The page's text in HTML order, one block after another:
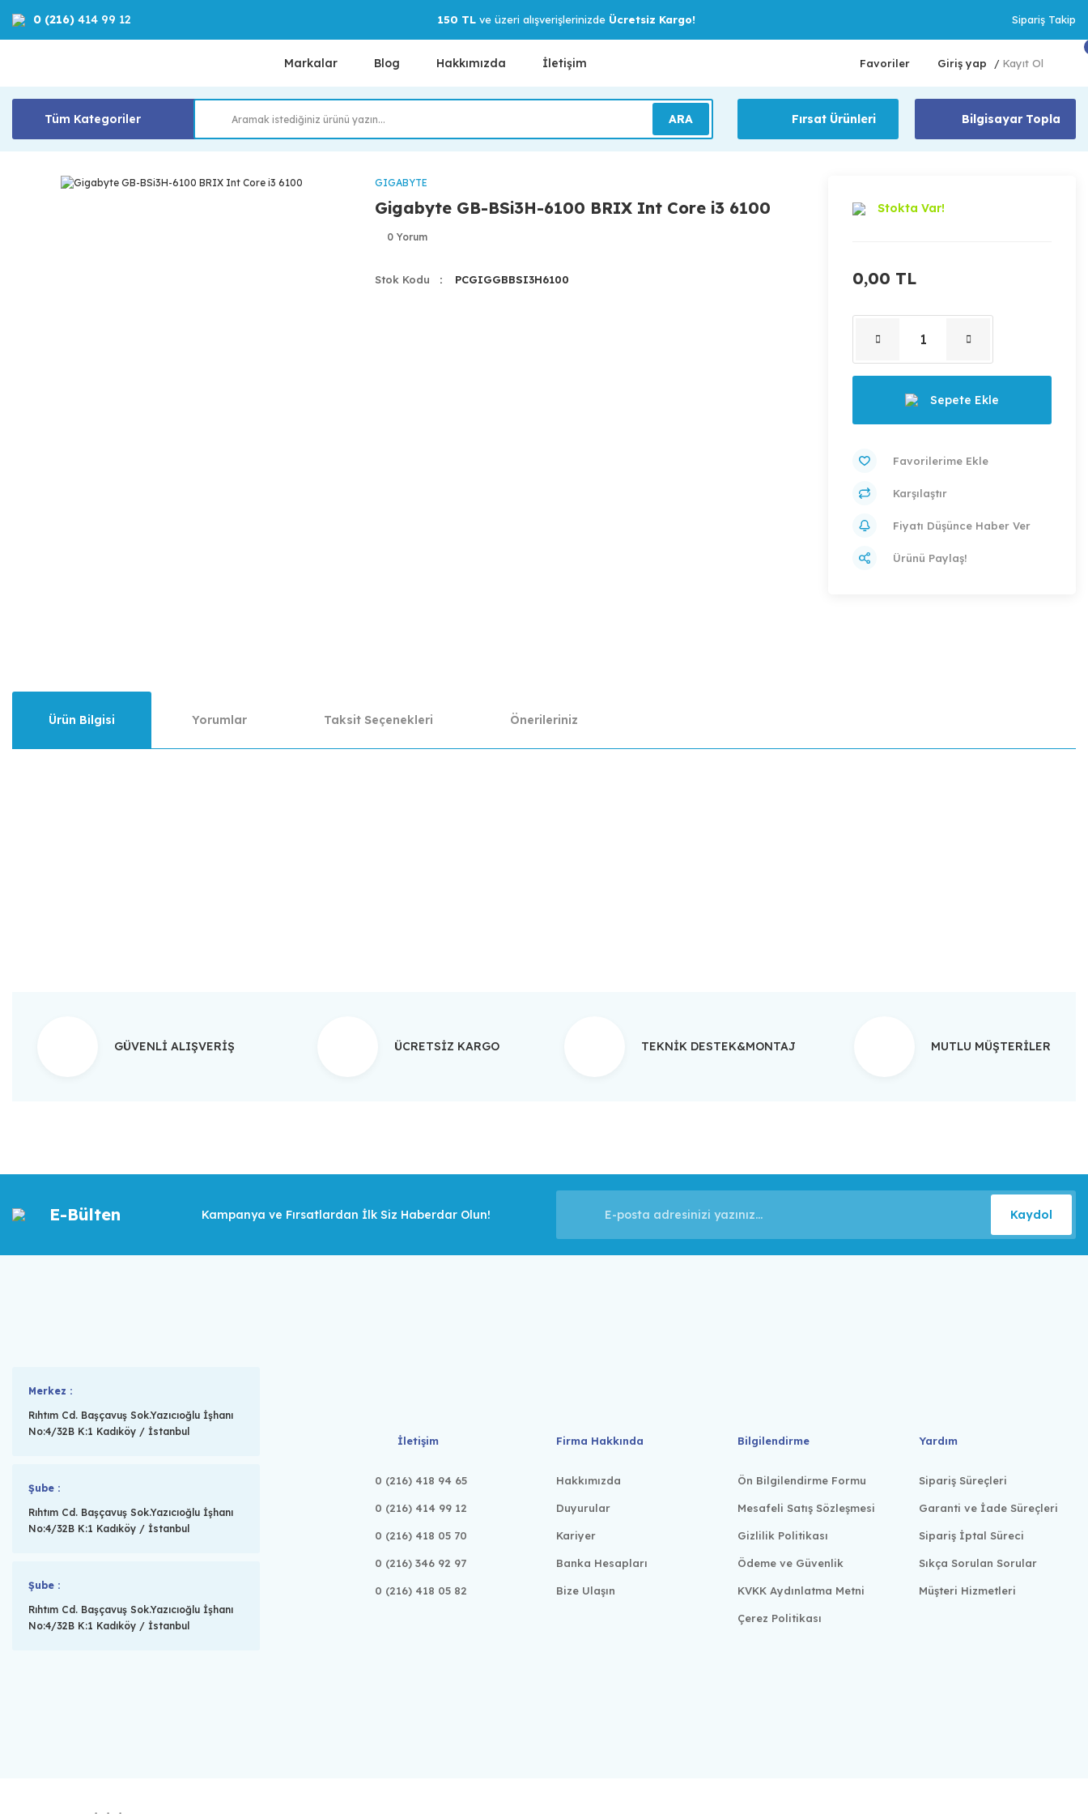
0 (216) 414 99 12 150 TLve üzeri alışverişlerinizde Ücretsiz Kargo! Sipariş Takip
Markalar Blog Hakkımızda İletişim Favoriler Giriş yap / Kayıt Ol
Tüm Kategoriler ARA Fırsat Ürünleri Bilgisayar Topla
GIGABYTE
Gigabyte GB-BSi3H-6100 BRIX Int Core i3 6100
0 Yorum
Stok Kodu PCGIGGBBSI3H6100
Stokta Var!
0,00 TL
Sepete Ekle
Karşılaştır
Fiyatı Düşünce Haber Ver
Ürünü Paylaş!
Ürün Bilgisi Yorumlar Taksit Seçenekleri Önerileriniz
GÜVENLİ ALIŞVERİŞ ÜCRETSİZ KARGO TEKNİK DESTEK&MONTAJ MUTLU MÜŞTERİLER
E-Bülten Kampanya ve Fırsatlardan İlk Siz Haberdar Olun! Kaydol
Merkez :
Rıhtım Cd. Başçavuş Sok.Yazıcıoğlu İşhanı
No:4/32B K:1 Kadıköy / İstanbul
Şube :
Rıhtım Cd. Başçavuş Sok.Yazıcıoğlu İşhanı
No:4/32B K:1 Kadıköy / İstanbul
Şube :
Rıhtım Cd. Başçavuş Sok.Yazıcıoğlu İşhanı
No:4/32B K:1 Kadıköy / İstanbul
İletişim
0 (216) 418 94 65
0 (216) 414 99 12
0 (216) 418 05 70
0 (216) 346 92 97
0 (216) 418 05 82
Firma Hakkında
Hakkımızda
Duyurular
Kariyer
Banka Hesapları
Bize Ulaşın
Bilgilendirme
Ön Bilgilendirme Formu
Mesafeli Satış Sözleşmesi
Gizlilik Politikası
Ödeme ve Güvenlik
KVKK Aydınlatma Metni
Çerez Politikası
Yardım
Sipariş Süreçleri
Garanti ve İade Süreçleri
Sipariş İptal Süreci
Sıkça Sorulan Sorular
Müşteri Hizmetleri